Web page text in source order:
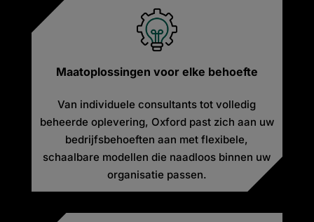
Maatoplossingen voor elke behoefte
Van individuele consultants tot volledig
beheerde oplevering, Oxford past zich aan uw
bedrijfsbehoeften aan met flexibele,
schaalbare modellen die naadloos binnen uw
organisatie passen.